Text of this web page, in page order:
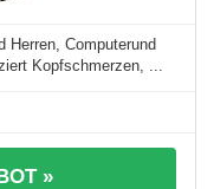
Herren, Computerund
Kopfschmerzen, ...
»